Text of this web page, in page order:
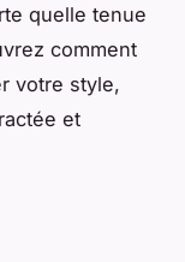
quelle tenue
comment
votre style,
et